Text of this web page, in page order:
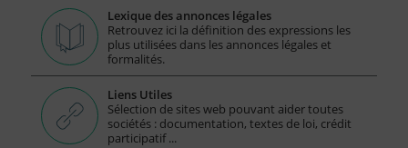
Lexique des annonces légales
Retrouvez ici la définition des expressions les
plus utilisées dans les annonces légales et
formalités.
Liens Utiles
Sélection de sites web pouvant aider toutes
sociétés : documentation, textes de loi, crédit
participatif ...